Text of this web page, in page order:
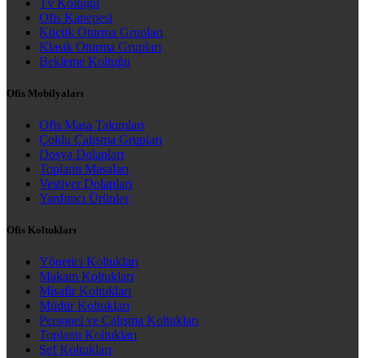
Ofis Kanepesi
Küçük Oturma Grupları
Klasik Oturma Grupları
Bekleme Koltuğu
Ofis Mobilyaları
Ofis Masa Takımları
Çoklu Çalışma Grupları
Dosya Dolapları
Toplantı Masaları
Vestiyer Dolapları
Yardımcı Ürünler
Ofis Koltukları
Yönetici Koltukları
Makam Koltukları
Misafir Koltukları
Müdür Koltukları
Personel ve Çalışma Koltukları
Toplantı Koltukları
Şef Koltukları